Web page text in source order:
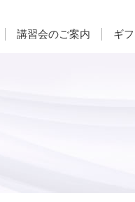
講習会のご案内 ギ